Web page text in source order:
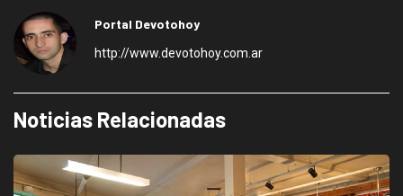
Portal Devotohoy
http://www.devotohoy.com.ar
Noticias Relacionadas